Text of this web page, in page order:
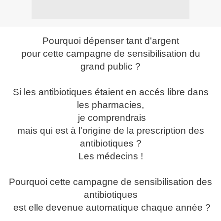
Pourquoi dépenser tant d'argent
pour cette campagne de sensibilisation du
grand public ?
Si les antibiotiques étaient en accés libre dans
les pharmacies,
je comprendrais
mais qui est à l'origine de la prescription des
antibiotiques ?
Les médecins !
Pourquoi cette campagne de sensibilisation des
antibiotiques
est elle devenue automatique chaque année ?